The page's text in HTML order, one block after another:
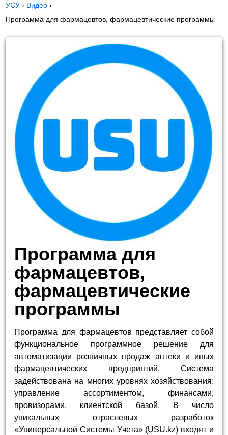
УСУ › Видео ›
Программа для фармацевтов, фармацевтические программы
Программа для
фармацевтов,
фармацевтические
программы
Программа для фармацевтов представляет собой
функциональное программное решение для
автоматизации розничных продаж аптеки и иных
фармацевтических предприятий. Система
задействована на многих уровнях хозяйствования:
управление ассортиментом, финансами,
провизорами, клиентской базой. В число
уникальных отраслевых разработок
«Универсальной Системы Учета» (USU.kz) входят и